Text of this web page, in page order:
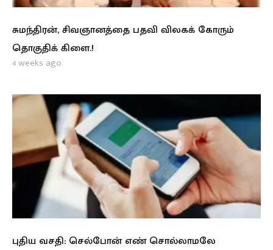
சுமந்திரன், சிவஞானத்தை பதவி விலகக் கோரும்
தொகுதிக் கிளை.!
4 weeks ago
புதிய வசதி: செல்போன் எண் சொல்லாமலே